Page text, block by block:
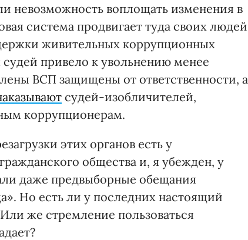
невозможность воплощать изменения в
система продвигает туда своих людей
живительных коррупционных
привело к увольнению менее
ВСП защищены от ответственности, а
судей-изобличителей,
коррупционерам.
этих органов есть у
общества и, я убежден, у
даже предвыборные обещания
Но есть ли у последних настоящий
же стремление пользоваться